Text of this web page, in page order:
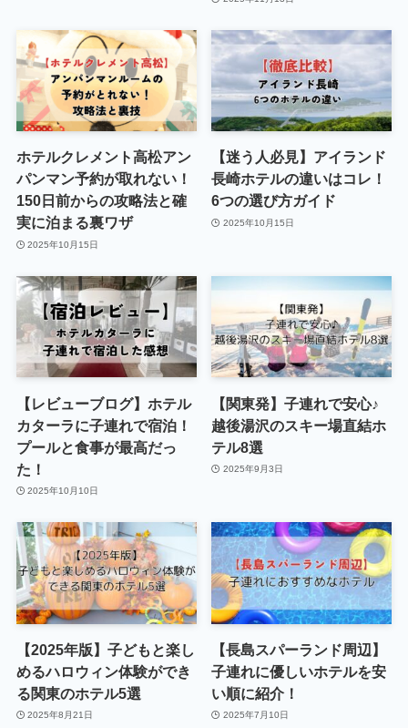
ホテルクレメント高松アン
パンマン予約が取れない！
150日前からの攻略法と確
実に泊まる裏ワザ
2025年10月15日
【迷う人必見】アイランド
長崎ホテルの違いはコレ！
6つの選び方ガイド
2025年10月15日
【レビューブログ】ホテル
カターラに子連れで宿泊！
プールと食事が最高だっ
た！
2025年10月10日
【関東発】子連れで安心♪
越後湯沢のスキー場直結ホ
テル8選
2025年9月3日
【2025年版】子どもと楽し
めるハロウィン体験ができ
る関東のホテル5選
2025年8月21日
【長島スパーランド周辺】
子連れに優しいホテルを安
い順に紹介！
2025年7月10日